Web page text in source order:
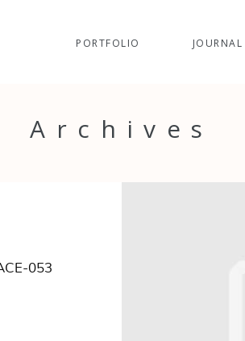
PORTFOLIO JOURNAL
Archives
053